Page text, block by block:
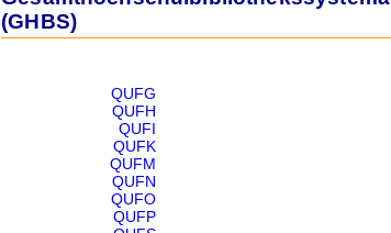
(GHBS)
QUFG
QUFH
QUFI
QUFK
QUFM
QUFN
QUFO
QUFP